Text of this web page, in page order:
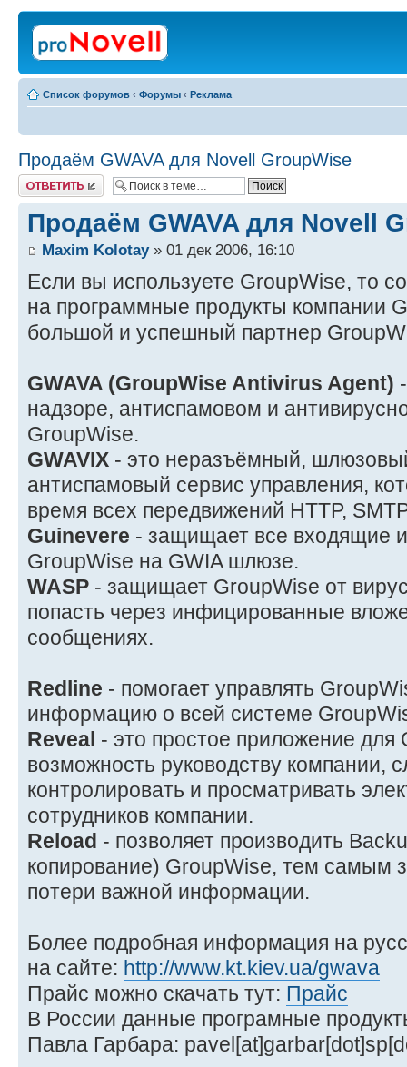
Список форумов ‹ Форумы ‹ Реклама
Продаём GWAVA для Novell GroupWise
Ответить
Продаём GWAVA для Novell
Maxim Kolotay» 01 дек 2006, 16:10
Если вы используете GroupWise, то
на программные продукты компании
большой и успешный партнер
GWAVA (GroupWise Antivirus Agent)
надзоре, антиспамовом и
GroupWise.
GWAVIX - это неразъёмный,
антиспамовый сервис управления,
время всех передвижений HTTP,
Guinevere - защищает все входящие
GroupWise на GWIA шлюзе.
WASP - защищает GroupWise от
попасть через инфицированные
сообщениях.
Redline - помогает управлять
информацию о всей системе
Reveal - это простое приложение для
возможность руководству компании,
контролировать и просматривать
сотрудников компании.
Reload - позволяет производить
копирование) GroupWise, тем самым
потери важной информации.
Более подробная информация на
на сайте: http://www.kt.kiev.ua/gwava
Прайс можно скачать тут: Прайс
В России данные програмные
Павла Гарбара: